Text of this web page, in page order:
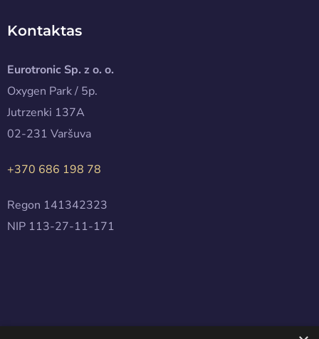
Kontaktas
Eurotronic Sp. z o. o.
Oxygen Park / 5p.
Jutrzenki 137A
02-231 Varšuva
+370 686 198 78
Regon 141342323
NIP 113-27-11-171